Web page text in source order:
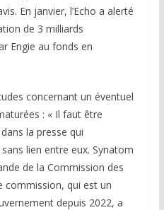
En janvier, l’Echo a alerté
de 3 milliards
Engie au fonds en
concernant un éventuel
: « Il faut être
la presse qui
lien entre eux. Synatom
de la Commission des
commission, qui est un
depuis 2022, a